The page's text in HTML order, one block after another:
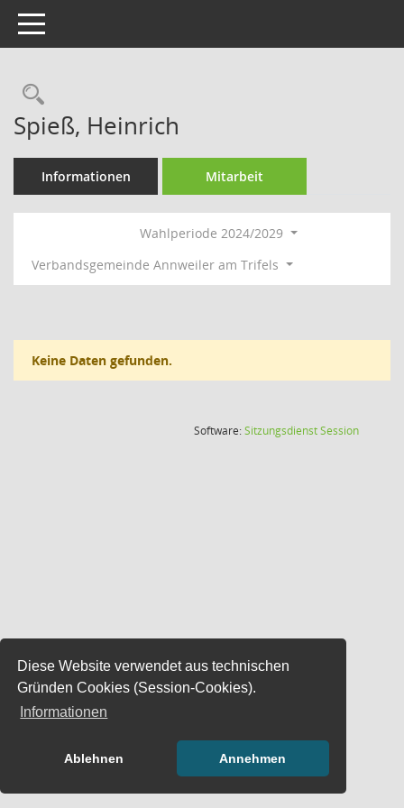
Diese Website verwendet aus technischen
Gründen Cookies (Session-Cookies).
Informationen
Ablehnen Annehmen
Toggle navigation
Rechercheauswahl
Spieß, Heinrich
Informationen Mitarbeit
Wahlperiode 2024/2029
Verbandsgemeinde Annweiler am Trifels
Keine Daten gefunden.
Software:SitzungsdienstSession(Wird in